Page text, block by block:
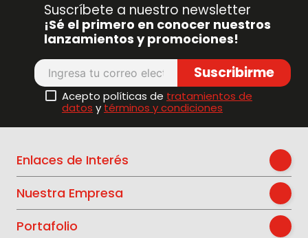
Suscríbete a nuestro newsletter
¡Sé el primero en conocer nuestros
lanzamientos y promociones!
Suscribirme
Acepto políticas de tratamientos de
datos y términos y condiciones
Enlaces de Interés
Nuestra Empresa
Portafolio